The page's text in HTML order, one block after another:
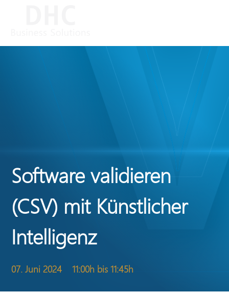
Software validieren
(CSV) mit Künstlicher
Intelligenz
07. Juni 2024 11:00h bis 11:45h